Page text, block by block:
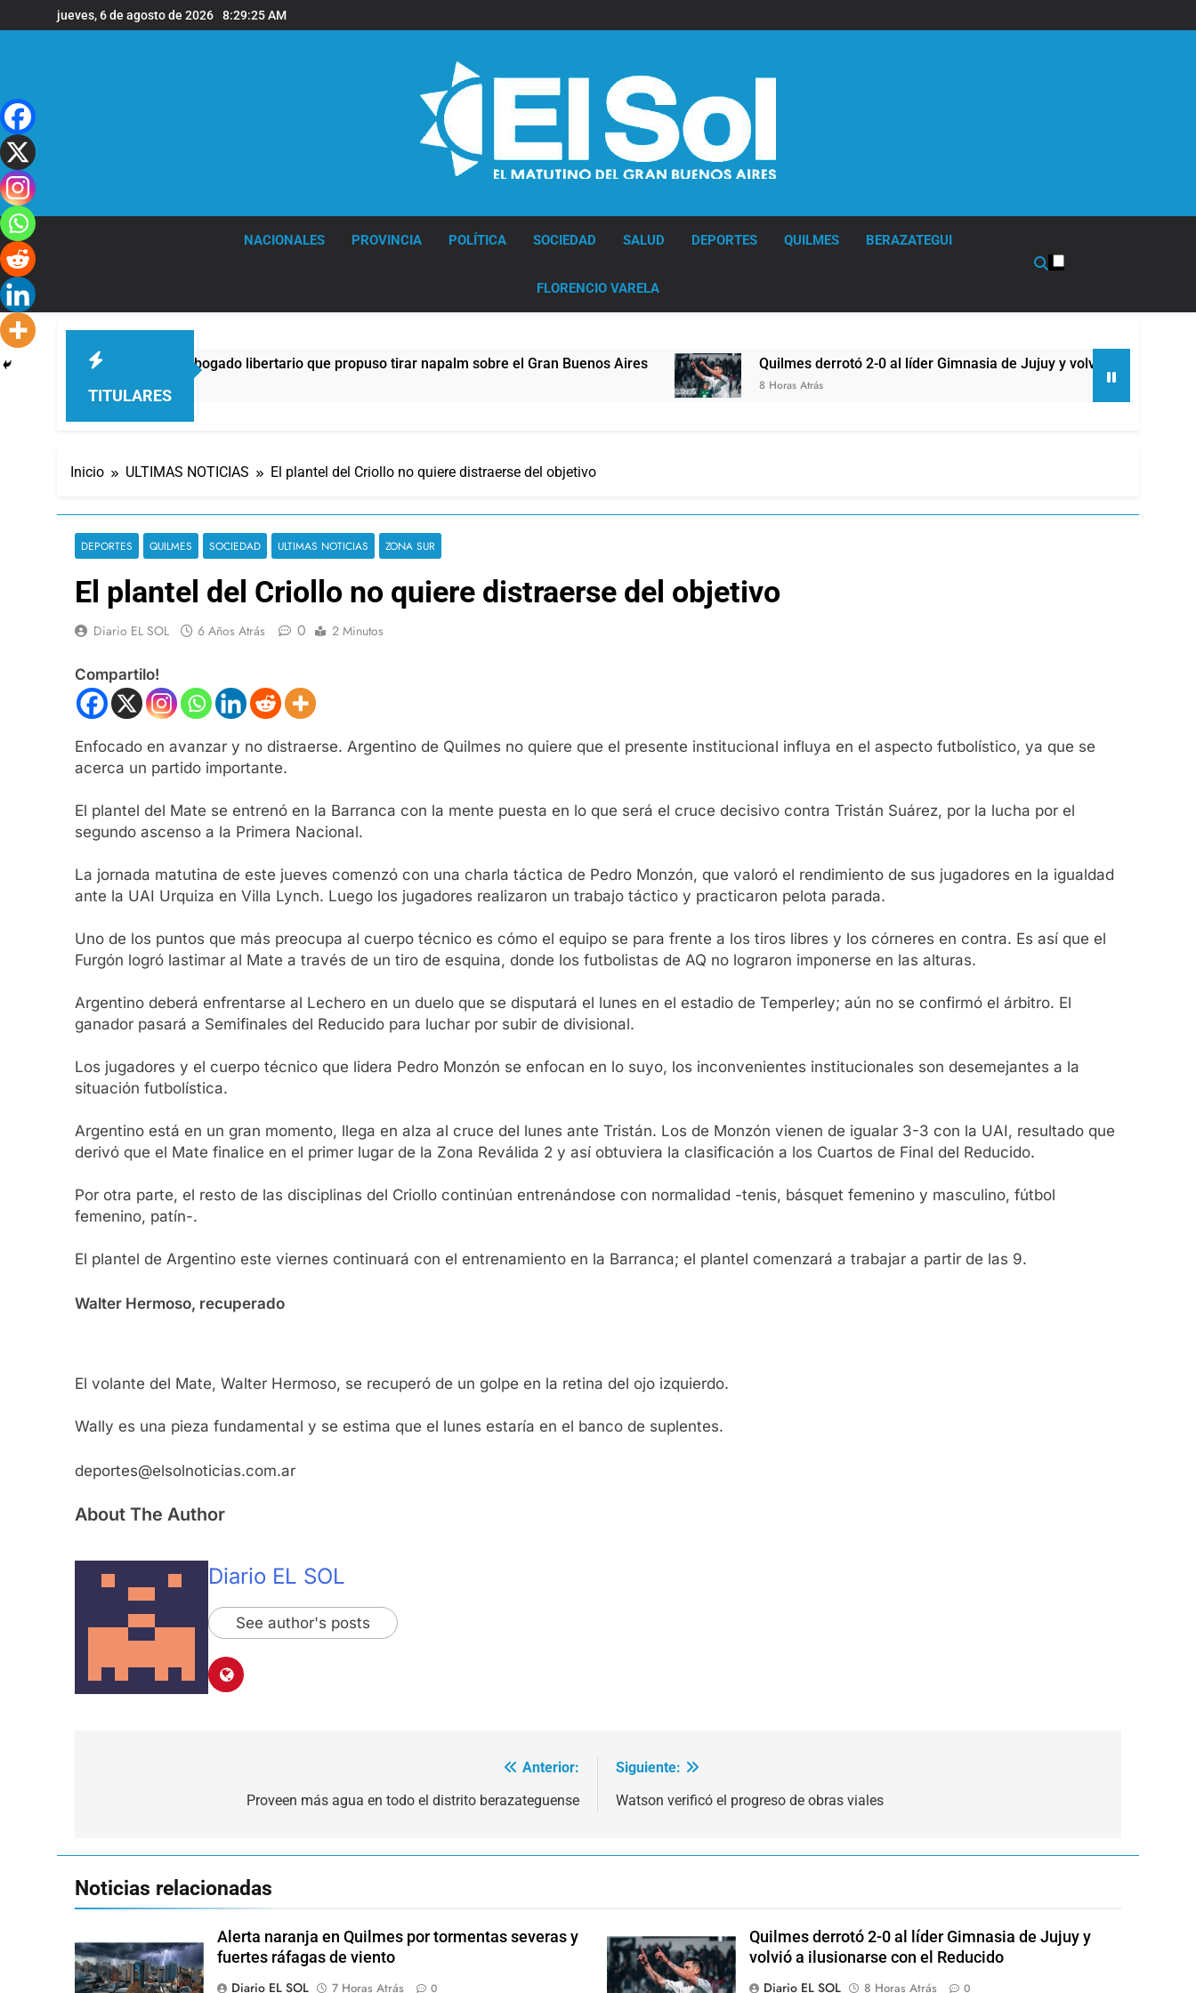
al
jueves, 6 de agosto de 2026 8:29:26 AM
NACIONALES PROVINCIA POLÍTICA SOCIEDAD SALUD DEPORTES QUILMES BERAZATEGUI
FLORENCIO VARELA
TITULARES
penalmente al abogado libertario que propuso tirar napalm sobre el Gran Buenos Aires Quilmes derrotó 2-0 al líder Gimnasia de Jujuy y volvió a ilusionarse con el
8 Horas Atrás
Inicio ULTIMAS NOTICIAS El plantel del Criollo no quiere distraerse del objetivo
DEPORTES QUILMES SOCIEDAD ULTIMAS NOTICIAS ZONA SUR
El plantel del Criollo no quiere distraerse del objetivo
Diario EL SOL 6 Años Atrás 0 2 Minutos
Compartilo!
Enfocado en avanzar y no distraerse. Argentino de Quilmes no quiere que el presente institucional influya en el aspecto futbolístico, ya que se
acerca un partido importante.
El plantel del Mate se entrenó en la Barranca con la mente puesta en lo que será el cruce decisivo contra Tristán Suárez, por la lucha por el
segundo ascenso a la Primera Nacional.
La jornada matutina de este jueves comenzó con una charla táctica de Pedro Monzón, que valoró el rendimiento de sus jugadores en la igualdad
ante la UAI Urquiza en Villa Lynch. Luego los jugadores realizaron un trabajo táctico y practicaron pelota parada.
Uno de los puntos que más preocupa al cuerpo técnico es cómo el equipo se para frente a los tiros libres y los córneres en contra. Es así que el
Furgón logró lastimar al Mate a través de un tiro de esquina, donde los futbolistas de AQ no lograron imponerse en las alturas.
Argentino deberá enfrentarse al Lechero en un duelo que se disputará el lunes en el estadio de Temperley; aún no se confirmó el árbitro. El
ganador pasará a Semifinales del Reducido para luchar por subir de divisional.
Los jugadores y el cuerpo técnico que lidera Pedro Monzón se enfocan en lo suyo, los inconvenientes institucionales son desemejantes a la
situación futbolística.
Argentino está en un gran momento, llega en alza al cruce del lunes ante Tristán. Los de Monzón vienen de igualar 3-3 con la UAI, resultado que
derivó que el Mate finalice en el primer lugar de la Zona Reválida 2 y así obtuviera la clasificación a los Cuartos de Final del Reducido.
Por otra parte, el resto de las disciplinas del Criollo continúan entrenándose con normalidad -tenis, básquet femenino y masculino, fútbol
femenino, patín-.
El plantel de Argentino este viernes continuará con el entrenamiento en la Barranca; el plantel comenzará a trabajar a partir de las 9.
Walter Hermoso, recuperado
El volante del Mate, Walter Hermoso, se recuperó de un golpe en la retina del ojo izquierdo.
Wally es una pieza fundamental y se estima que el lunes estaría en el banco de suplentes.
deportes@elsolnoticias.com.ar
About The Author
Diario EL SOL
See author's posts
Anterior:
Proveen más agua en todo el distrito berazateguense
Siguiente:
Watson verificó el progreso de obras viales
Noticias relacionadas
Alerta naranja en Quilmes por tormentas severas y
fuertes ráfagas de viento
Diario EL SOL
7 Horas Atrás 0
Quilmes derrotó 2-0 al líder Gimnasia de Jujuy y
volvió a ilusionarse con el Reducido
Diario EL SOL
8 Horas Atrás 0